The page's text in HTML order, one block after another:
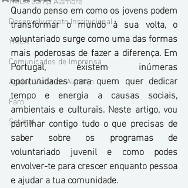
Desenvolvimento Institucional
YMCA
Comunicados de Imprensa
Aguiar, Viana do Alentejo
Faro
Setúbal
Quando penso em como os jovens podem
transformar o mundo à sua volta, o
voluntariado surge como uma das formas
mais poderosas de fazer a diferença. Em
Portugal, existem inúmeras
oportunidades para quem quer dedicar
tempo e energia a causas sociais,
ambientais e culturais. Neste artigo, vou
partilhar contigo tudo o que precisas de
saber sobre os programas de
voluntariado juvenil e como podes
envolver-te para crescer enquanto pessoa
e ajudar a tua comunidade.